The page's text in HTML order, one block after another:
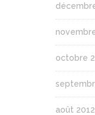
octobre
août 2012